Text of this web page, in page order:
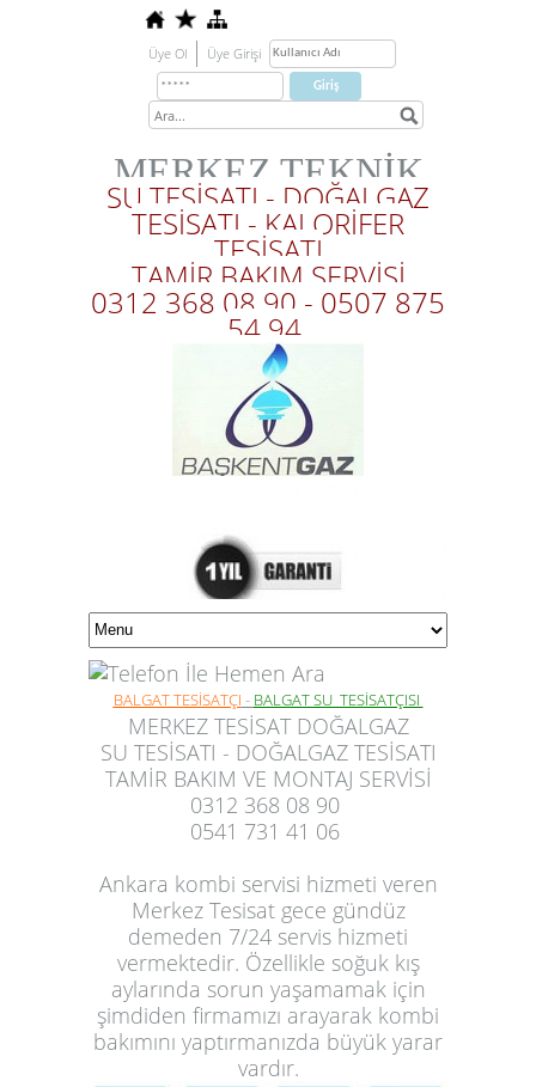
Üye Ol Üye Girişi
MERKEZ TEKNİK
SU TESİSATI - DOĞALGAZ
TESİSATI - KALORİFER
TESİSATI
TAMİR BAKIM SERVİSİ
0312 368 08 90 - 0507 875
54 94
BALGAT TESİSATÇI - BALGAT SU TESİSATÇISI
MERKEZ TESİSAT DOĞALGAZ
SU TESİSATI - DOĞALGAZ TESİSATI
TAMİR BAKIM VE MONTAJ SERVİSİ
0312 368 08 90
0541 731 41 06
Ankara kombi servisi hizmeti veren
Merkez Tesisat gece gündüz
demeden 7/24 servis hizmeti
vermektedir. Özellikle soğuk kış
aylarında sorun yaşamamak için
şimdiden firmamızı arayarak kombi
bakımını yaptırmanızda büyük yarar
vardır.